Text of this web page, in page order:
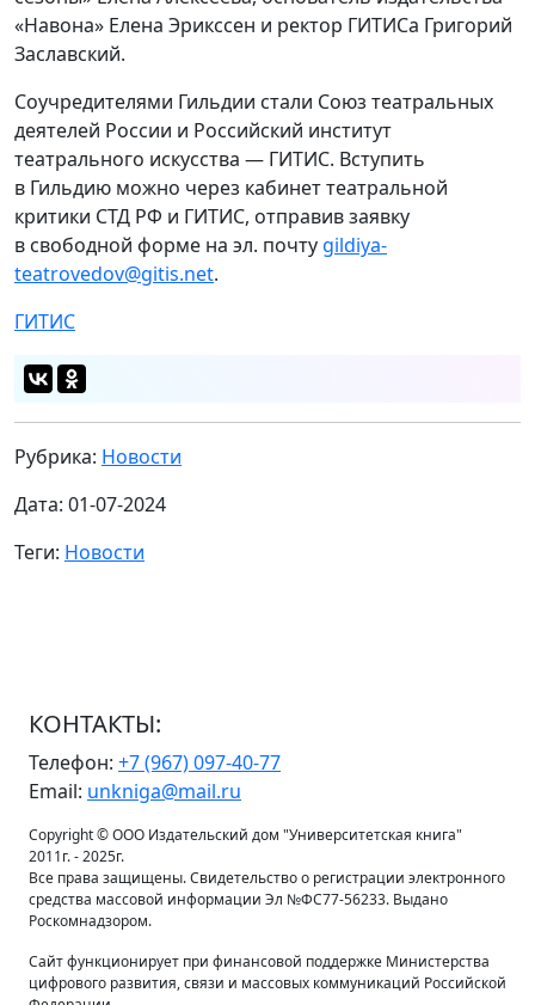
«Навона» Елена Эрикссен и ректор ГИТИСа Григорий
Заславский.
Соучредителями Гильдии стали Союз театральных
деятелей России и Российский институт
театрального искусства — ГИТИС. Вступить
в Гильдию можно через кабинет театральной
критики СТД РФ и ГИТИС, отправив заявку
в свободной форме на эл. почту gildiya-
teatrovedov@gitis.net.
ГИТИС
Рубрика: Новости
Дата: 01-07-2024
Теги: Новости
КОНТАКТЫ:
Телефон: +7 (967) 097-40-77
Email: unkniga@mail.ru
Copyright © ООО Издательский дом "Университетская книга"
2011г. - 2025г.
Все права защищены. Свидетельство о регистрации электронного
средства массовой информации Эл №ФС77-56233. Выдано
Роскомнадзором.
Сайт функционирует при финансовой поддержке Министерства
цифрового развития, связи и массовых коммуникаций Российской